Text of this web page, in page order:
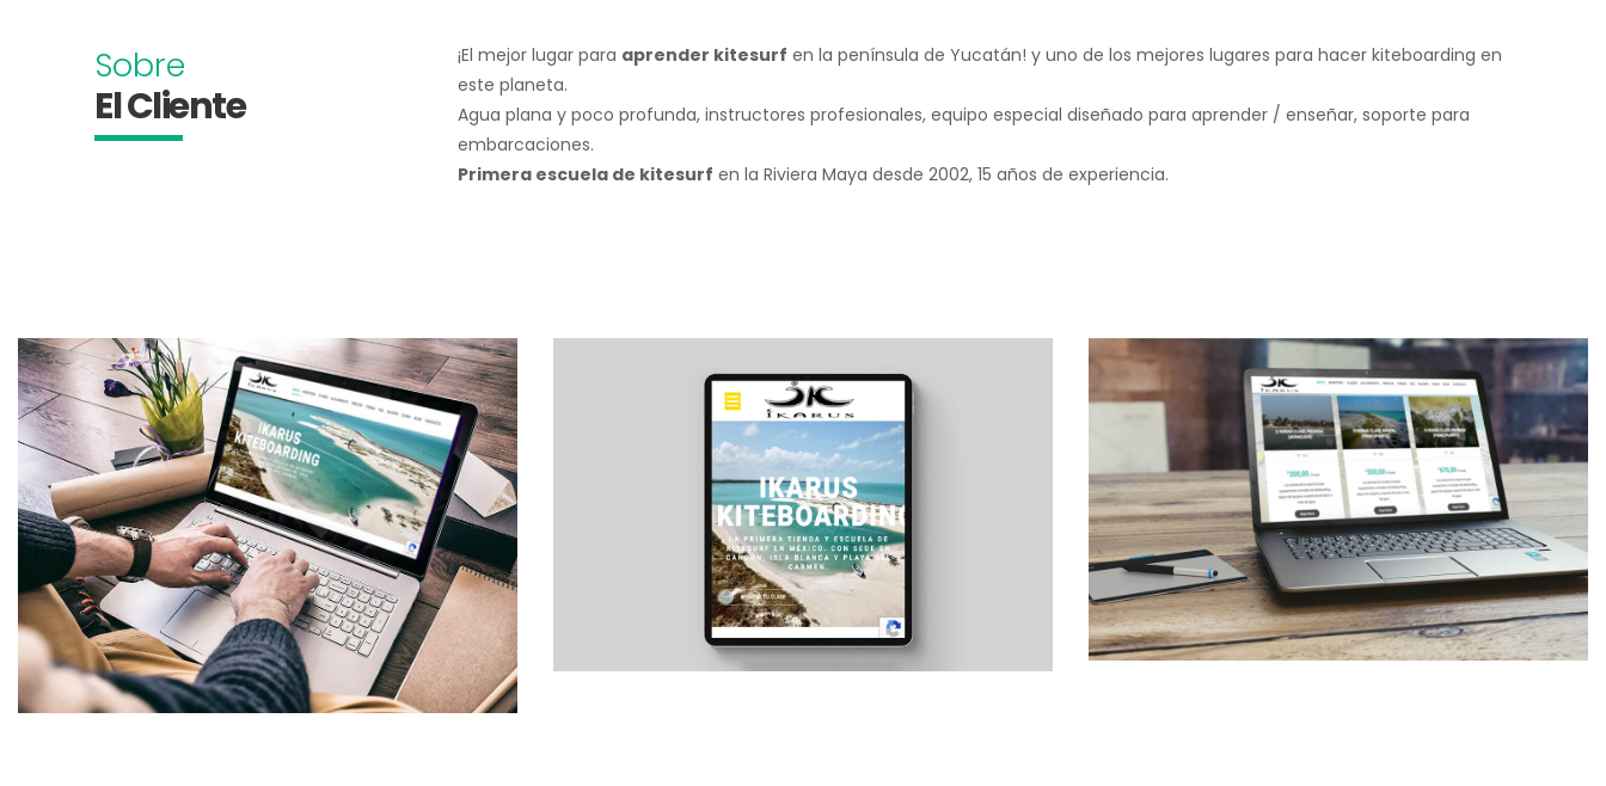
Sobre
El Cliente
¡El mejor lugar para aprender kitesurf en la península de Yucatán! y uno de los mejores lugares para hacer kiteboarding en
este planeta.
Agua plana y poco profunda, instructores profesionales, equipo especial diseñado para aprender / enseñar, soporte para
embarcaciones.
Primera escuela de kitesurf en la Riviera Maya desde 2002, 15 años de experiencia.